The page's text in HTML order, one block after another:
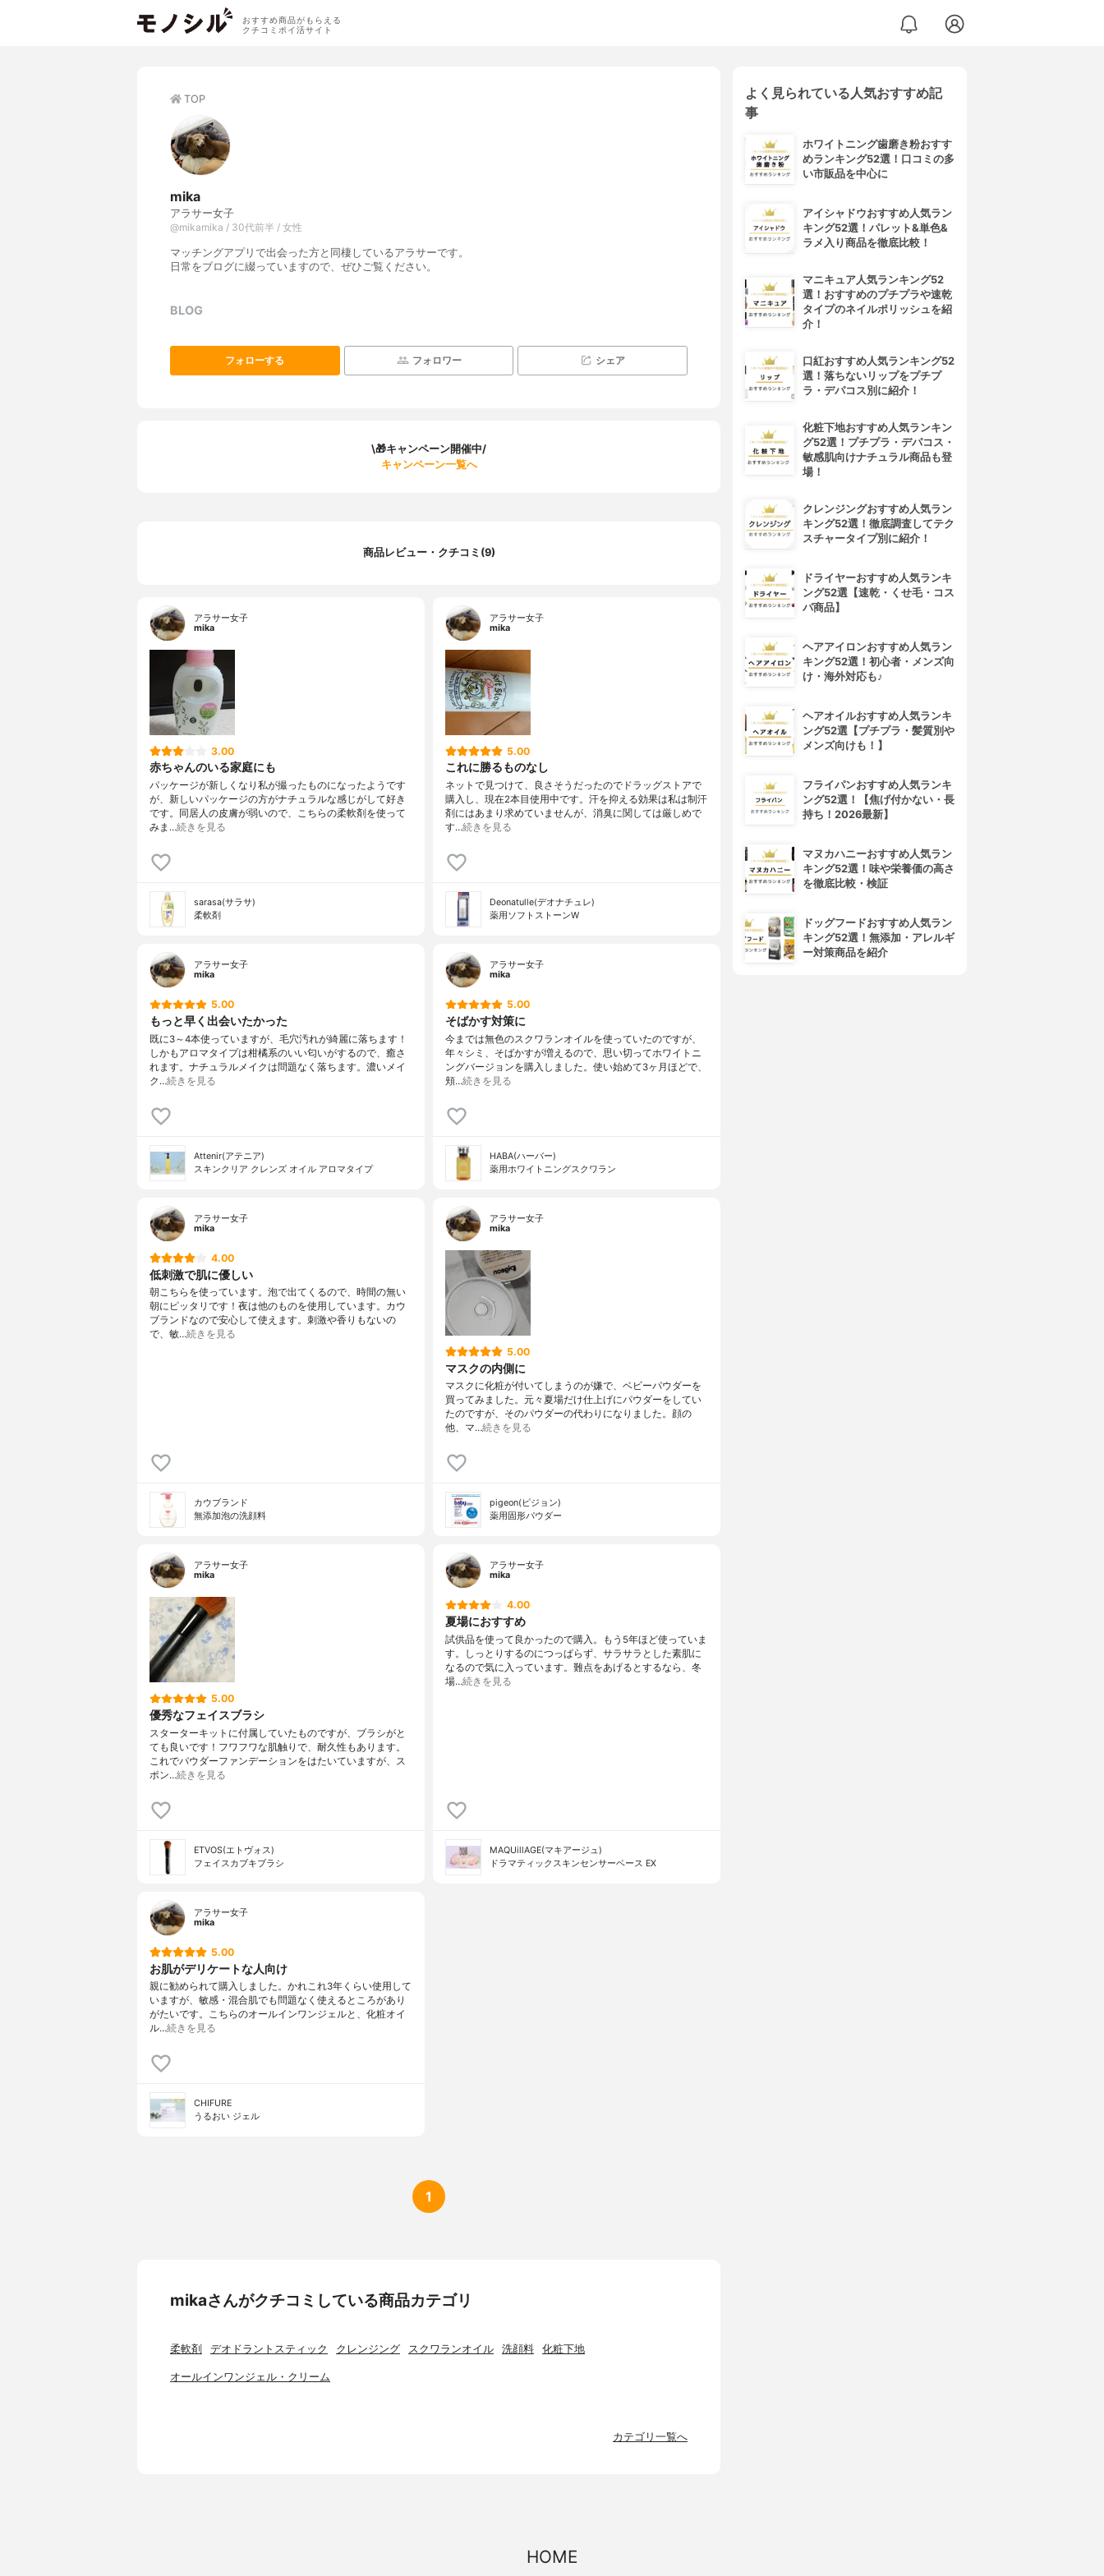
おすすめ商品がもらえる
クチコミポイ活サイト
TOP
mika
アラサー女子
@mikamika / 30代前半 / 女性
マッチングアプリで出会った方と同棲しているアラサーです。
日常をブログに綴っていますので、ぜひご覧ください。
BLOG
フォローする フォロワー シェア
\🎁キャンペーン開催中/
キャンペーン一覧へ
商品レビュー・クチコミ(9)
アラサー女子
mika
3.00
赤ちゃんのいる家庭にも
パッケージが新しくなり私が撮ったものになったようです
が、新しいパッケージの方がナチュラルな感じがして好き
です。同居人の皮膚が弱いので、こちらの柔軟剤を使って
みま…続きを見る
sarasa(サラサ)
柔軟剤
アラサー女子
mika
5.00
これに勝るものなし
ネットで見つけて、良さそうだったのでドラッグストアで
購入し、現在2本目使用中です。汗を抑える効果は私は制汗
剤にはあまり求めていませんが、消臭に関しては厳しめで
す…続きを見る
Deonatulle(デオナチュレ)
薬用ソフトストーンW
アラサー女子
mika
5.00
もっと早く出会いたかった
既に3～4本使っていますが、毛穴汚れが綺麗に落ちます！
しかもアロマタイプは柑橘系のいい匂いがするので、癒さ
れます。ナチュラルメイクは問題なく落ちます。濃いメイ
ク…続きを見る
Attenir(アテニア)
スキンクリア クレンズ オイル アロマタイプ
アラサー女子
mika
5.00
そばかす対策に
今までは無色のスクワランオイルを使っていたのですが、
年々シミ、そばかすが増えるので、思い切ってホワイトニ
ングバージョンを購入しました。使い始めて3ヶ月ほどで、
頬…続きを見る
HABA(ハーバー)
薬用ホワイトニングスクワラン
アラサー女子
mika
4.00
低刺激で肌に優しい
朝こちらを使っています。泡で出てくるので、時間の無い
朝にピッタリです！夜は他のものを使用しています。カウ
ブランドなので安心して使えます。刺激や香りもないの
で、敏…続きを見る
カウブランド
無添加泡の洗顔料
アラサー女子
mika
5.00
マスクの内側に
マスクに化粧が付いてしまうのが嫌で、ベビーパウダーを
買ってみました。元々夏場だけ仕上げにパウダーをしてい
たのですが、そのパウダーの代わりになりました。顔の
他、マ…続きを見る
pigeon(ピジョン)
薬用固形パウダー
アラサー女子
mika
5.00
優秀なフェイスブラシ
スターターキットに付属していたものですが、ブラシがと
ても良いです！フワフワな肌触りで、耐久性もあります。
これでパウダーファンデーションをはたいていますが、ス
ポン…続きを見る
ETVOS(エトヴォス)
フェイスカブキブラシ
アラサー女子
mika
4.00
夏場におすすめ
試供品を使って良かったので購入。もう5年ほど使っていま
す。しっとりするのにつっぱらず、サラサラとした素肌に
なるので気に入っています。難点をあげるとするなら、冬
場…続きを見る
MAQUillAGE(マキアージュ)
ドラマティックスキンセンサーベース EX
アラサー女子
mika
5.00
お肌がデリケートな人向け
親に勧められて購入しました。かれこれ3年くらい使用して
いますが、敏感・混合肌でも問題なく使えるところがあり
がたいです。こちらのオールインワンジェルと、化粧オイ
ル…続きを見る
CHIFURE
うるおい ジェル
1
mikaさんがクチコミしている商品カテゴリ
柔軟剤 デオドラントスティック クレンジング スクワランオイル 洗顔料 化粧下地
オールインワンジェル・クリーム
カテゴリ一覧へ
よく見られている人気おすすめ記
事
ホワイトニング歯磨き粉おすす
めランキング52選！口コミの多
い市販品を中心に
アイシャドウおすすめ人気ラン
キング52選！パレット&単色&
ラメ入り商品を徹底比較！
マニキュア人気ランキング52
選！おすすめのプチプラや速乾
タイプのネイルポリッシュを紹
介！
口紅おすすめ人気ランキング52
選！落ちないリップをプチプ
ラ・デパコス別に紹介！
化粧下地おすすめ人気ランキン
グ52選！プチプラ・デパコス・
敏感肌向けナチュラル商品も登
場！
クレンジングおすすめ人気ラン
キング52選！徹底調査してテク
スチャータイプ別に紹介！
ドライヤーおすすめ人気ランキ
ング52選【速乾・くせ毛・コス
パ商品】
ヘアアイロンおすすめ人気ラン
キング52選！初心者・メンズ向
け・海外対応も♪
ヘアオイルおすすめ人気ランキ
ング52選【プチプラ・髪質別や
メンズ向けも！】
フライパンおすすめ人気ランキ
ング52選！【焦げ付かない・長
持ち！2026最新】
マヌカハニーおすすめ人気ラン
キング52選！味や栄養価の高さ
を徹底比較・検証
ドッグフードおすすめ人気ラン
キング52選！無添加・アレルギ
ー対策商品を紹介
HOME